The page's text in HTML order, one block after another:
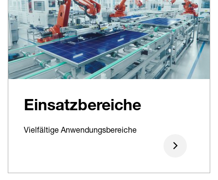
Einsatzbereiche
Vielfältige Anwendungsbereiche